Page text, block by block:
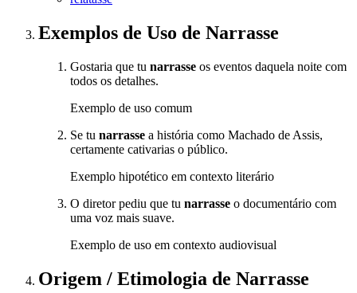
Exemplos de Uso de Narrasse
Gostaria que tu narrasse os eventos daquela noite com
todos os detalhes.
Exemplo de uso comum
Se tu narrasse a história como Machado de Assis,
certamente cativarias o público.
Exemplo hipotético em contexto literário
O diretor pediu que tu narrasse o documentário com
uma voz mais suave.
Exemplo de uso em contexto audiovisual
Origem / Etimologia de Narrasse